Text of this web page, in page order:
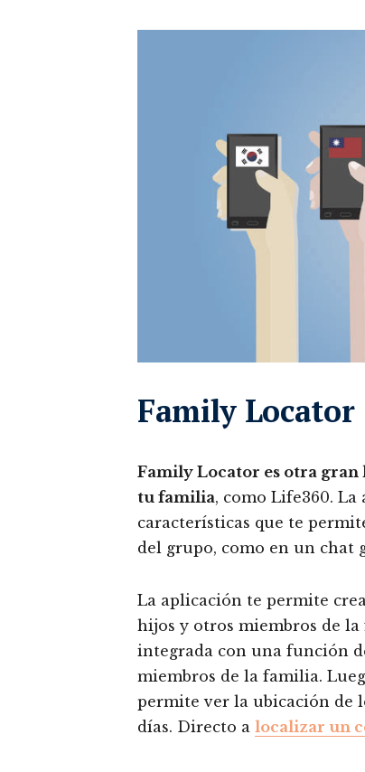
Family Locator
Family Locator es otra
tu familia, como Life360.
características que te
del grupo, como en un chat
La aplicación te permite
hijos y otros miembros de
integrada con una función
miembros de la familia.
permite ver la ubicación de
días. Directo a localizar un